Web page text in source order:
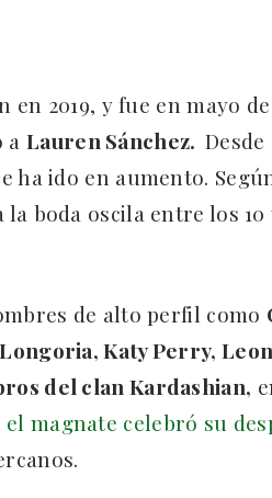
2019, y fue en mayo
Lauren Sánchez.
ha ido en aumento.
boda oscila entre los
de alto perfil como
Katy Perry,
del clan Kardashian,
el magnate celebró su